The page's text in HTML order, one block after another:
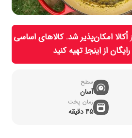
اُکالا امکان‌پذیر شد. کالاهای اساسی
ازاینجاتهیه کنید
سطح
آسان
زمان پخت
45 دقیقه